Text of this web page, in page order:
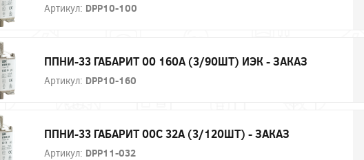
Артикул: DPP10-100
ППНИ-33 ГАБАРИТ 00 160А (3/90ШТ) ИЭК - ЗАКАЗ
Артикул: DPP10-160
ППНИ-33 ГАБАРИТ 00С 32А (3/120ШТ) - ЗАКАЗ
Артикул: DPP11-032